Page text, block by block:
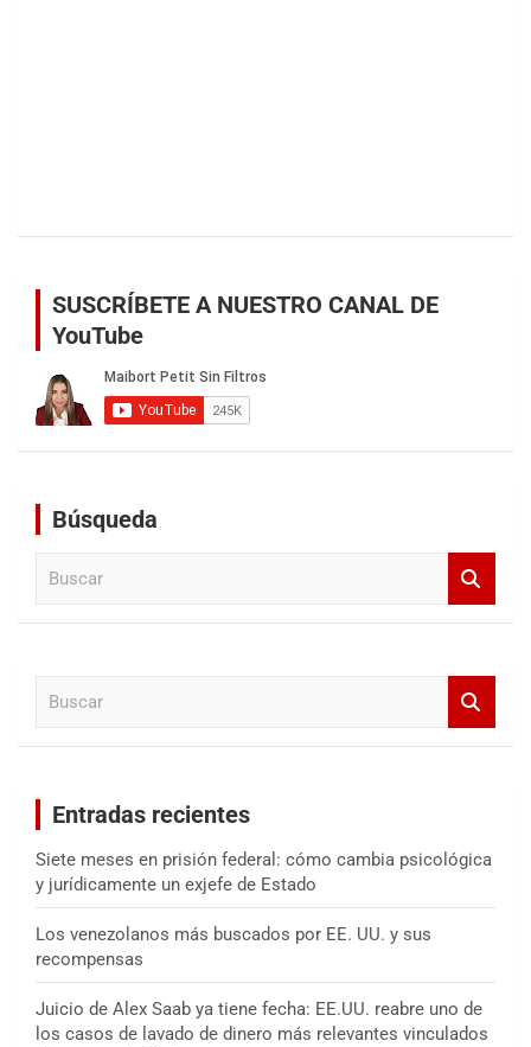
SUSCRÍBETE A NUESTRO CANAL DE
YouTube
Búsqueda
Entradas recientes
Siete meses en prisión federal: cómo cambia psicológica
y jurídicamente un exjefe de Estado
Los venezolanos más buscados por EE. UU. y sus
recompensas
Juicio de Alex Saab ya tiene fecha: EE.UU. reabre uno de
los casos de lavado de dinero más relevantes vinculados